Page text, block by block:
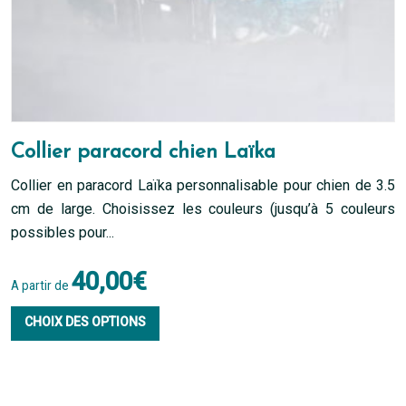
Collier paracord chien Laïka
Collier en paracord Laïka personnalisable pour chien de 3.5
cm de large. Choisissez les couleurs (jusqu’à 5 couleurs
possibles pour...
A partir de 40,00€
CHOIX DES OPTIONS